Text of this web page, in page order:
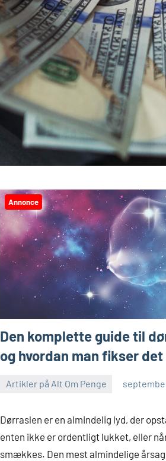
Annonce
Den komplette guide til
og hvordan man fikser det
Artikler på Alt Om Penge
Dørraslen er en almindelig lyd, der
enten ikke er ordentligt lukket, eller
smækkes. Den mest almindelige